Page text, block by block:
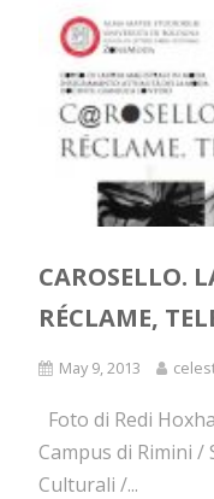
CAROSELLO.
RÉCLAME,
May 9, 2013
Foto di Redi
Campus di Rimini /
Culturali /...